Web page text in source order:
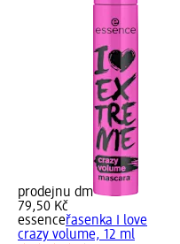
prodejnu dm
79,50 Kč
essenceřasenka I love
crazy volume, 12 ml